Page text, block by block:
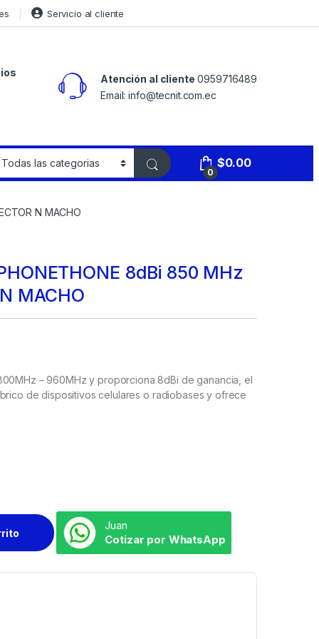
Servicio al cliente
Atención al cliente 0959716489
Email: info@tecnit.com.ec
0
$0.00
N MACHO
8dBi 850 MHz
MACHO
– 960MHz y proporciona 8dBi de ganancia, el
de dispositivos celulares o radiobases y ofrece
Juan
Cotizar por WhatsApp